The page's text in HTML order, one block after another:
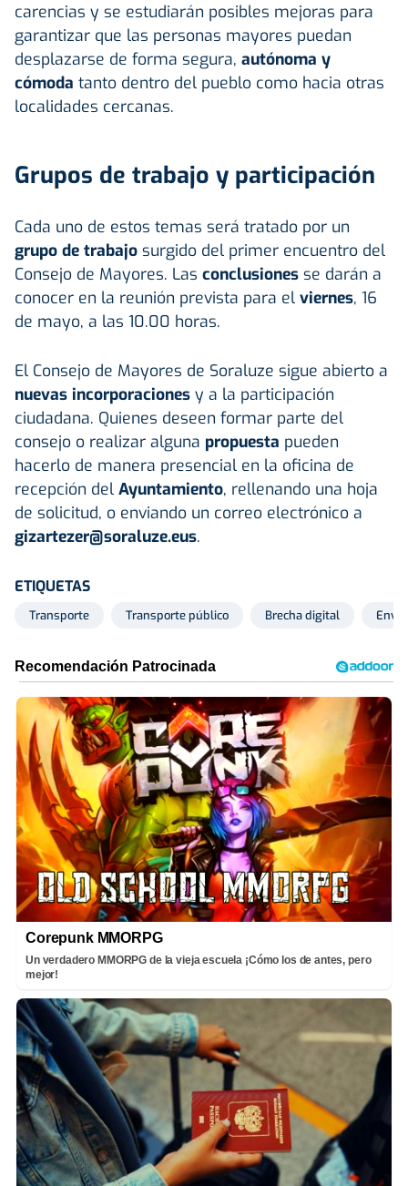
carencias y se estudiarán posibles mejoras para
garantizar que las personas mayores puedan
desplazarse de forma segura, autónoma y
cómoda tanto dentro del pueblo como hacia otras
localidades cercanas.
Grupos de trabajo y participación
Cada uno de estos temas será tratado por un
grupo de trabajo surgido del primer encuentro del
Consejo de Mayores. Las conclusiones se darán a
conocer en la reunión prevista para el viernes, 16
de mayo, a las 10.00 horas.
El Consejo de Mayores de Soraluze sigue abierto a
nuevas incorporaciones y a la participación
ciudadana. Quienes deseen formar parte del
consejo o realizar alguna propuesta pueden
hacerlo de manera presencial en la oficina de
recepción del Ayuntamiento, rellenando una hoja
de solicitud, o enviando un correo electrónico a
gizartezer@soraluze.eus.
ETIQUETAS
Transporte Transporte público Brecha digital
Corepunk MMORPG
Un verdadero MMORPG de la vieja escuela ¡Cómo los de antes, pero
mejor!